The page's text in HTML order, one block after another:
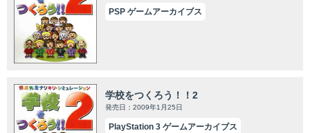
PSP ゲームアーカイブス
学校をつくろう！！2
発売日：2009年1月25日
PlayStation 3 ゲームアーカイブス